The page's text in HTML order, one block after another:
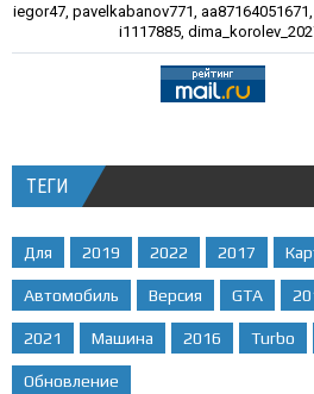
iegor47, pavelkabanov771, aa87164051671,
i1117885,
ТЕГИ
Для 2019 2022 2017
Автомобиль Версия GTA
2021 Машина 2016 Turbo
Обновление